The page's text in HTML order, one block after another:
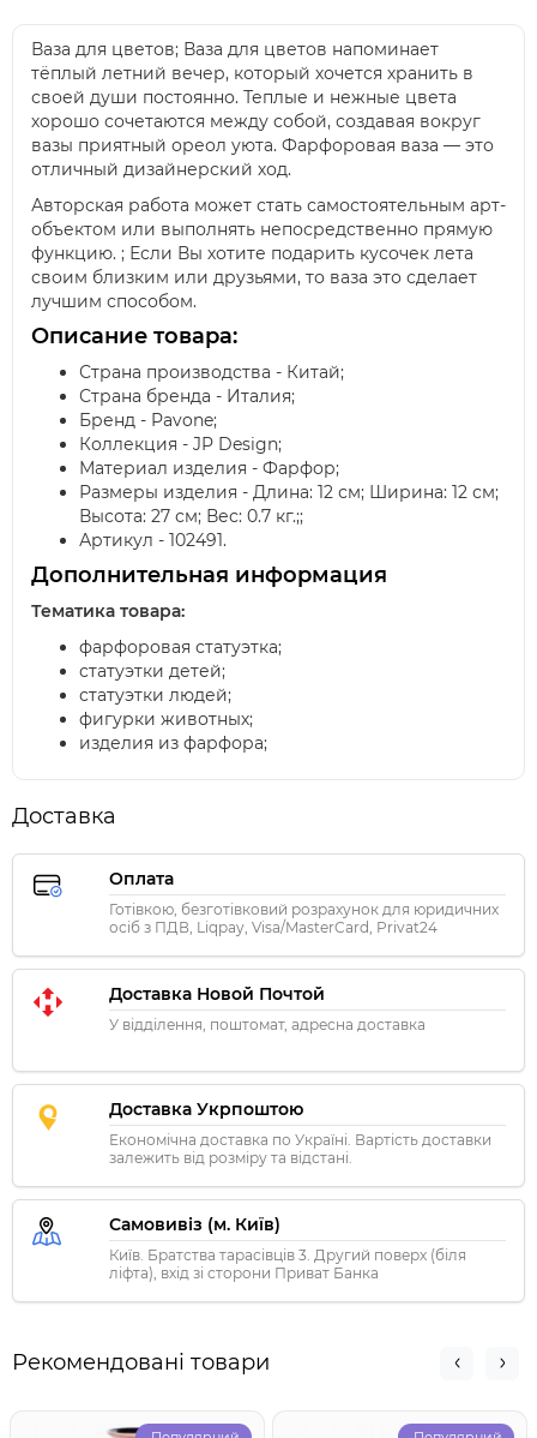
Ваза для цветов; Ваза для цветов напоминает
тёплый летний вечер, который хочется хранить в
своей души постоянно. Теплые и нежные цвета
хорошо сочетаются между собой, создавая вокруг
вазы приятный ореол уюта. Фарфоровая ваза — это
отличный дизайнерский ход.
Авторская работа может стать самостоятельным арт-
объектом или выполнять непосредственно прямую
функцию. ; Если Вы хотите подарить кусочек лета
своим близким или друзьями, то ваза это сделает
лучшим способом.
Описание товара:
Страна производства - Китай;
Страна бренда - Италия;
Бренд - Pavone;
Коллекция - JP Design;
Материал изделия - Фарфор;
Размеры изделия - Длина: 12 см; Ширина: 12 см;
Высота: 27 см; Вес: 0.7 кг.;;
Артикул - 102491.
Дополнительная информация
Тематика товара:
фарфоровая статуэтка;
статуэтки детей;
статуэтки людей;
фигурки животных;
изделия из фарфора;
Доставка
Оплата
Готівкою, безготівковий розрахунок для юридичних
осіб з ПДВ, Liqpay, Visa/MasterCard, Privat24
Доставка Новой Почтой
У відділення, поштомат, адресна доставка
Доставка Укрпоштою
Економічна доставка по Україні. Вартість доставки
залежить від розміру та відстані.
Самовивіз (м. Київ)
Київ. Братства тарасівців 3. Другий поверх (біля
ліфта), вхід зі сторони Приват Банка
Рекомендовані товари